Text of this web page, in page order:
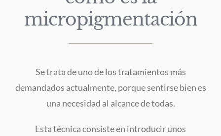
micropigmentación
Se trata de uno de los tratamientos más
demandados actualmente, porque sentirse bien es
una necesidad al alcance de todas.
Esta técnica consiste en introducir unos